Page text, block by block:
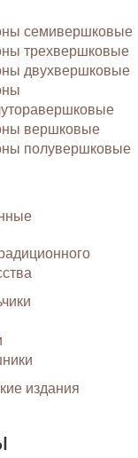
семивершковые
трехвершковые
двухвершковые
вершковые
полувершковые
издания